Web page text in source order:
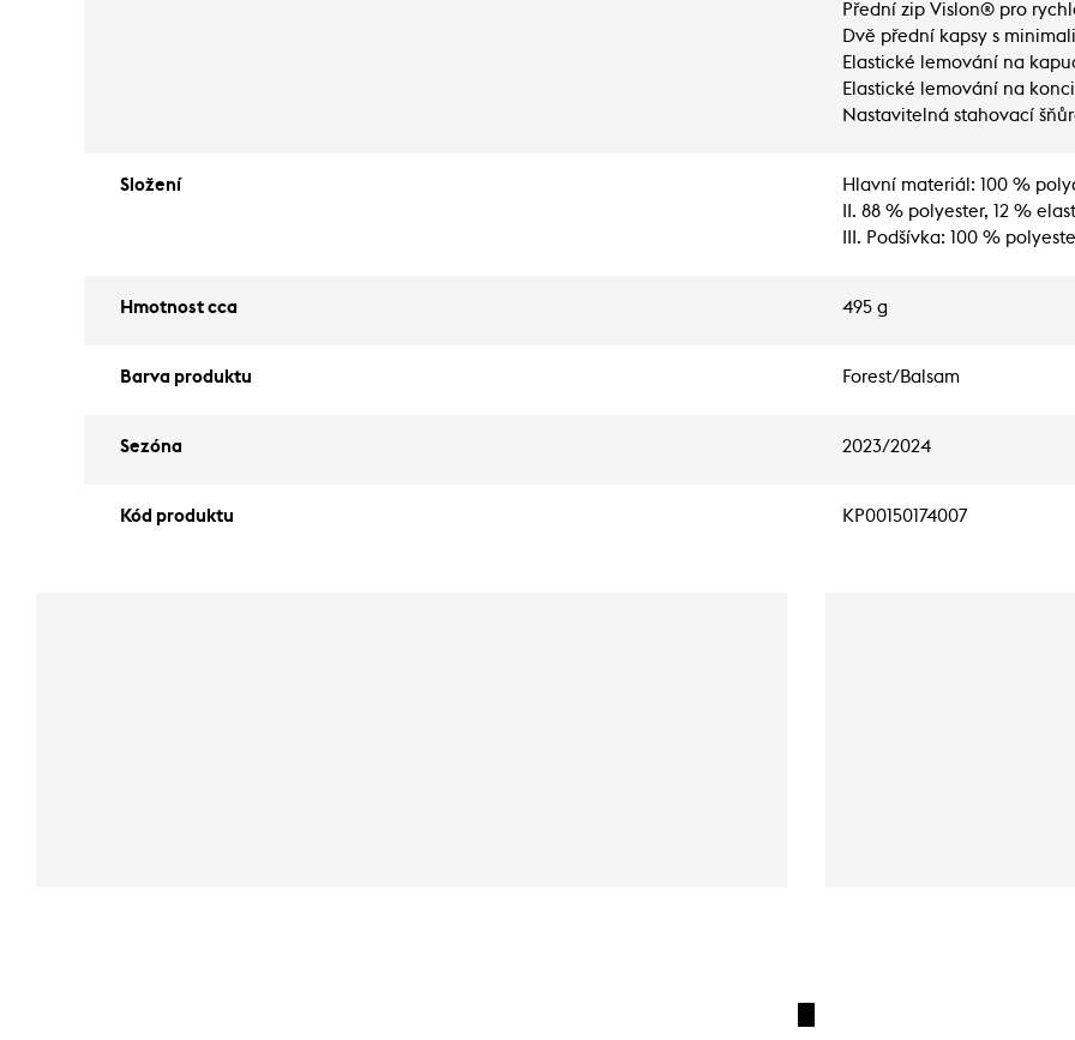
Přední zip Vislon® pro
Dvě přední kapsy s
Elastické lemování na
Elastické lemování na
Nastavitelná stahovací
Složení
Hlavní materiál: 100 %
II. 88 % polyester, 12 %
III. Podšívka: 100 %
Hmotnost cca 495 g
Barva produktu Forest/Balsam
Sezóna 2023/2024
Kód produktu KP00150174007